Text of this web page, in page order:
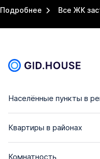
Подробнее Все ЖК
Населённые пункты в
Квартиры в районах
Комнатность